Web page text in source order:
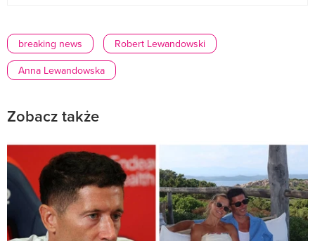
breaking news
Robert Lewandowski
Anna Lewandowska
Zobacz także